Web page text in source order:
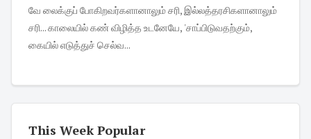
வே லைக்குப் போகிறவர்களானாலும் சரி, இல்லத்தரசிகளானாலும்
சரி... காலையில் கண் விழித்த உடனேயே, 'சாப்பிடுவதற்கும்,
கையில் எடுத்துச் செல்வ...
This Week Popular